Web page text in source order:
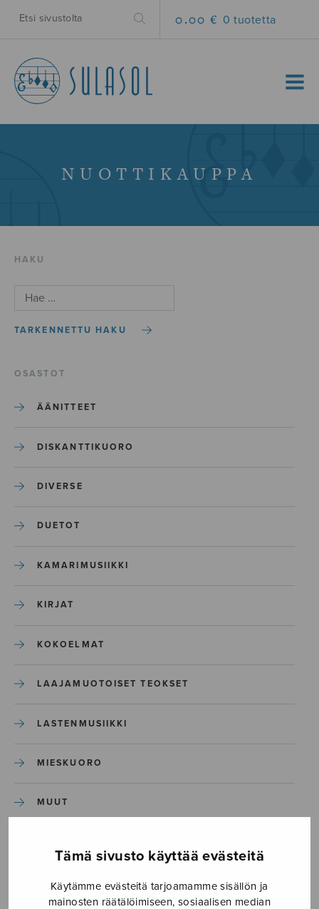
Tämä sivusto käyttää evästeitä
Käytämme evästeitä tarjoamamme sisällön ja
mainosten räätälöimiseen, sosiaalisen median
0.00 € 0 tuotetta
MENU
NUOTTIKAUPPA
HAKU
TARKENNETTU HAKU
OSASTOT
ÄÄNITTEET
DISKANTTIKUORO
DIVERSE
DUETOT
KAMARIMUSIIKKI
KIRJAT
KOKOELMAT
LAAJAMUOTOISET TEOKSET
LASTENMUSIIKKI
MIESKUORO
MUUT
SEKAKUORO